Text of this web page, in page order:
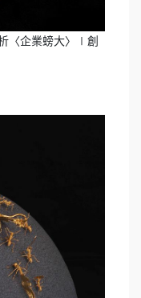
〈企業螃大〉∣創